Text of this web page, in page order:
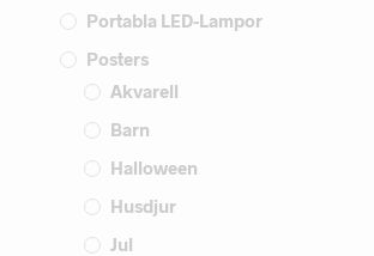
Portabla LED-Lampor
Posters
Akvarell
Barn
Halloween
Husdjur
Jul